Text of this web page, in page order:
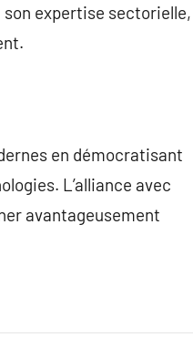
son expertise sectorielle,
en démocratisant
L’alliance avec
avantageusement